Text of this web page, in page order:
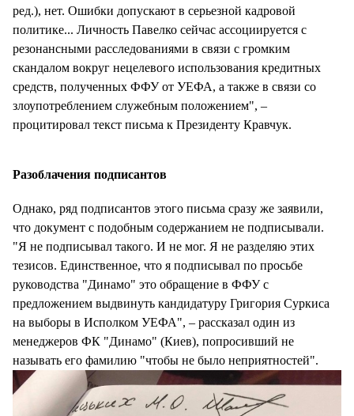
ред.), нет. Ошибки допускают в серьезной кадровой
политике... Личность Павелко сейчас ассоциируется с
резонансными расследованиями в связи с громким
скандалом вокруг нецелевого использования кредитных
средств, полученных ФФУ от УЕФА, а также в связи со
злоупотреблением служебным положением", –
процитировал текст письма к Президенту Кравчук.
Разоблачения подписантов
Однако, ряд подписантов этого письма сразу же заявили,
что документ с подобным содержанием не подписывали.
"Я не подписывал такого. И не мог. Я не разделяю этих
тезисов. Единственное, что я подписывал по просьбе
руководства "Динамо" это обращение в ФФУ с
предложением выдвинуть кандидатуру Григория Суркиса
на выборы в Исполком УЕФА", – рассказал один из
менеджеров ФК "Динамо" (Киев), попросивший не
называть его фамилию "чтобы не было неприятностей".